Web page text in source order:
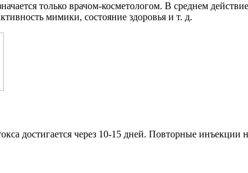
только врачом-косметологом. В среднем
мимики, состояние здоровья и т. д.
достигается через 10-15 дней. Повторные инъекции